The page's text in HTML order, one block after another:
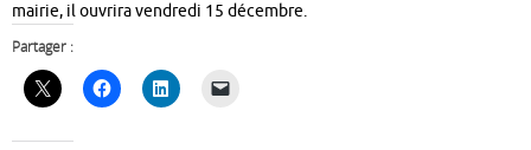
mairie, il ouvrira vendredi 15 décembre.
Partager :